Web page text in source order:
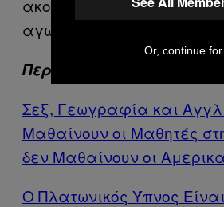
ακολουθεί αδιάλειπτη
αγωγή.
Περισσότερα από το VICE
Σεξ, Γεωγραφία και
Μαθαίνουν οι Μαθητές
δεν Μαθαίνουν οι
Ο Πλατωνικός Ύπνος
Or, continue